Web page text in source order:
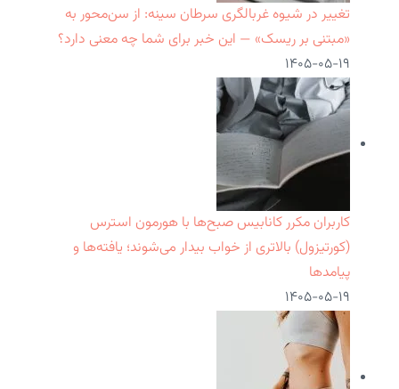
تغییر در شیوه غربالگری سرطان سینه: از سن‌محور به
«مبتنی بر ریسک» — این خبر برای شما چه معنی دارد؟
۱۴۰۵-۰۵-۱۹
کاربران مکرر کانابیس صبح‌ها با هورمون استرس
(کورتیزول) بالاتری از خواب بیدار می‌شوند؛ یافته‌ها و
پیامدها
۱۴۰۵-۰۵-۱۹